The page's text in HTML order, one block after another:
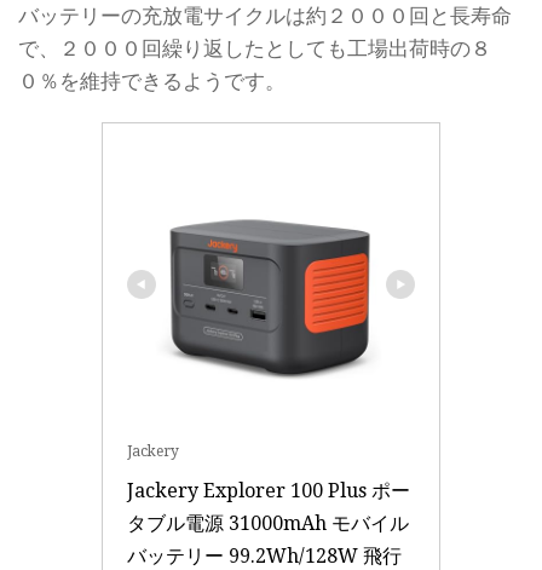
バッテリーの充放電サイクルは約２０００回と長寿命
で、２０００回繰り返したとしても工場出荷時の８
０％を維持できるようです。
Jackery
Jackery Explorer 100 Plus ポー
タブル電源 31000mAh モバイル
バッテリー 99.2Wh/128W 飛行